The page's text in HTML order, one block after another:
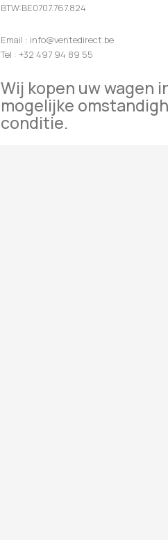
BTW:BE0707.767.824
Email : info@ventedirect.be
Tel : +32 497 94 89 55
Wij kopen uw wagen
mogelijke
conditie.